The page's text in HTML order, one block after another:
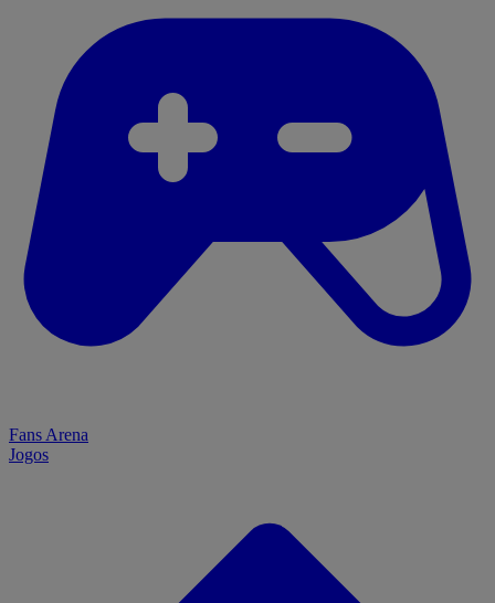
Fans Arena
Jogos